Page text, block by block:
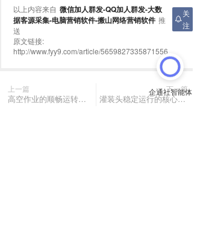
以上内容来自 微信加人群发-QQ加人群发-大数
据客源采集-电脑营销软件-搬山网络营销软件 推
送
关
注
原文链接:
http://www.fyy9.com/article/5659827335871556
上一篇
高空作业的顺畅运转，离不开这位“小巨人”
下一篇
灌装头稳定运行的核心：斜齿轮硬齿面减速机